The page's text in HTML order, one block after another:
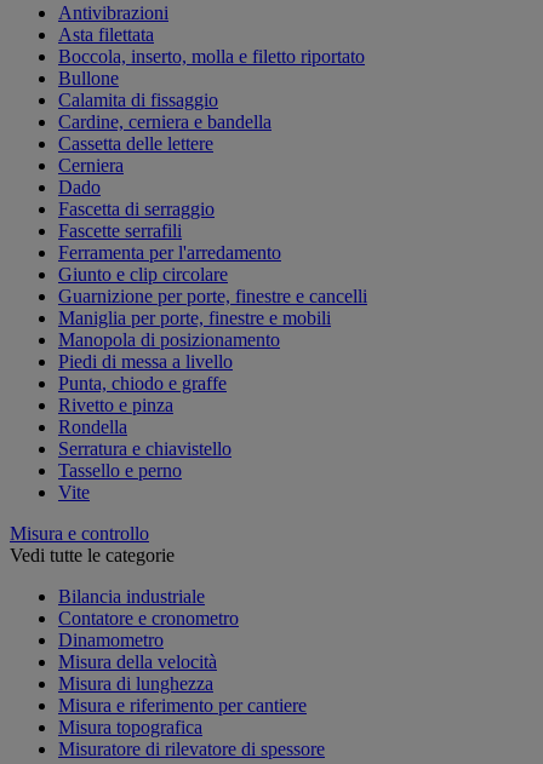
Antivibrazioni
Asta filettata
Boccola, inserto, molla e filetto riportato
Bullone
Calamita di fissaggio
Cardine, cerniera e bandella
Cassetta delle lettere
Cerniera
Dado
Fascetta di serraggio
Fascette serrafili
Ferramenta per l'arredamento
Giunto e clip circolare
Guarnizione per porte, finestre e cancelli
Maniglia per porte, finestre e mobili
Manopola di posizionamento
Piedi di messa a livello
Punta, chiodo e graffe
Rivetto e pinza
Rondella
Serratura e chiavistello
Tassello e perno
Vite
Misura e controllo
Vedi tutte le categorie
Bilancia industriale
Contatore e cronometro
Dinamometro
Misura della velocità
Misura di lunghezza
Misura e riferimento per cantiere
Misura topografica
Misuratore di rilevatore di spessore